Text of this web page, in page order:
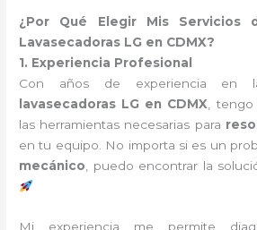
¿Por Qué Elegir Mis Servicios
Lavasecadoras LG en CDMX?
1. Experiencia Profesional
Con años de experiencia en
lavasecadoras LG en CDMX ,
las herramientas necesarias para
en tu equipo. No importa si es un
mecánico , puedo encontrar la
Mi experiencia me permite